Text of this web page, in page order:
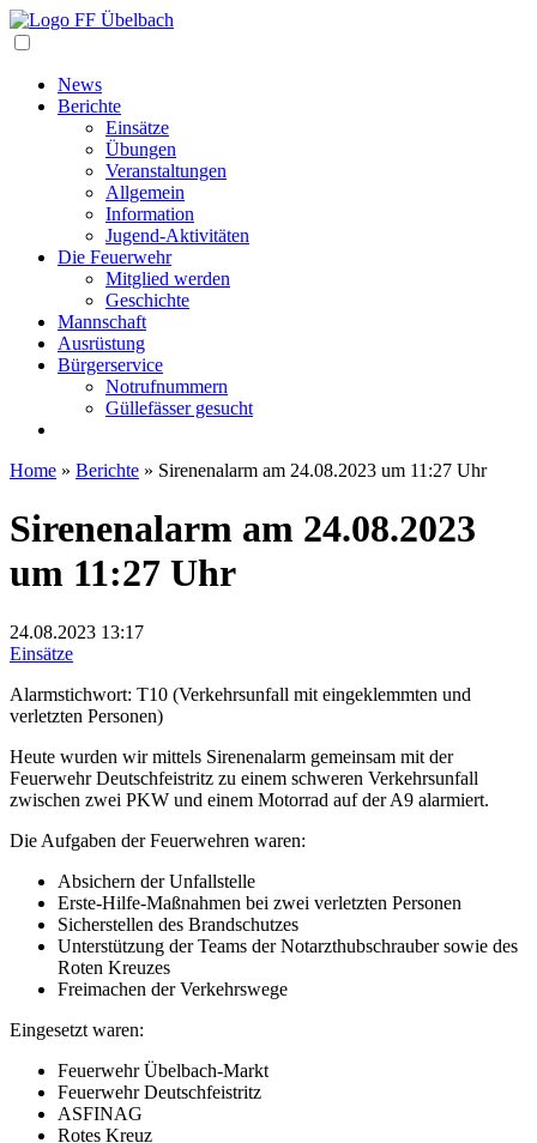
News
Berichte
Einsätze
Übungen
Veranstaltungen
Allgemein
Information
Jugend-Aktivitäten
Die Feuerwehr
Mitglied werden
Geschichte
Mannschaft
Ausrüstung
Bürgerservice
Notrufnummern
Güllefässer gesucht
Home » Berichte » Sirenenalarm am 24.08.2023 um 11:27 Uhr
Sirenenalarm am 24.08.2023
um 11:27 Uhr
24.08.2023 13:17
Einsätze
Alarmstichwort: T10 (Verkehrsunfall mit eingeklemmten und
verletzten Personen)
Heute wurden wir mittels Sirenenalarm gemeinsam mit der
Feuerwehr Deutschfeistritz zu einem schweren Verkehrsunfall
zwischen zwei PKW und einem Motorrad auf der A9 alarmiert.
Die Aufgaben der Feuerwehren waren:
Absichern der Unfallstelle
Erste-Hilfe-Maßnahmen bei zwei verletzten Personen
Sicherstellen des Brandschutzes
Unterstützung der Teams der Notarzthubschrauber sowie des
Roten Kreuzes
Freimachen der Verkehrswege
Eingesetzt waren:
Feuerwehr Übelbach-Markt
Feuerwehr Deutschfeistritz
ASFINAG
Rotes Kreuz